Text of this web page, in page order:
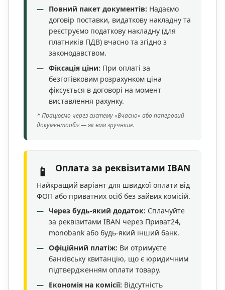
Повний пакет документів: Надаємо
договір поставки, видаткову накладну та
реєструємо податкову накладну (для
платників ПДВ) вчасно та згідно з
законодавством.
Фіксація ціни: При оплаті за
безготівковим розрахунком ціна
фіксується в договорі на момент
виставлення рахунку.
* Працюємо через систему «Вчасно» або паперовий
документообіг — як вам зручніше.
📱 Оплата за реквізитами IBAN
Найкращий варіант для швидкої оплати від
ФОП або приватних осіб без зайвих комісій.
Через будь-який додаток: Сплачуйте
за реквізитами IBAN через Приват24,
monobank або будь-який інший банк.
Офіційний платіж: Ви отримуєте
банківську квитанцію, що є юридичним
підтвердженням оплати товару.
Економія на комісії: Відсутність